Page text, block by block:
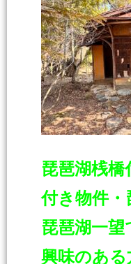
琵琶湖桟橋
付き物件・
琵琶湖一望
興味のあ